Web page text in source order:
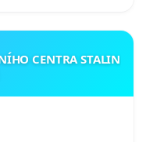
CENTRA STALIN